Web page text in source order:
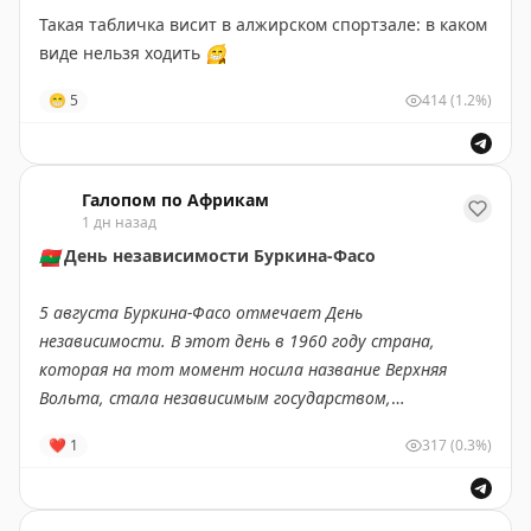
интересные оригинальные украшения.
еще недавно распространенных имен снижается:
Кирилл опустился на 17-е место, Сергей — на 31-е, а
Такая табличка висит в алжирском спортзале: в каком
виде нельзя ходить 😁
😁 5 414(1.2%)
Галопом по Африкам
1 дн назад
🇧🇫 День независимости Буркина-Фасо
5 августа Буркина-Фасо отмечает День
независимости. В этот день в 1960 году страна,
которая на тот момент носила название Верхняя
Вольта, стала независимым государством,
господства.
Что вы могли не знать об этой
❤ 1 317(0.3%)